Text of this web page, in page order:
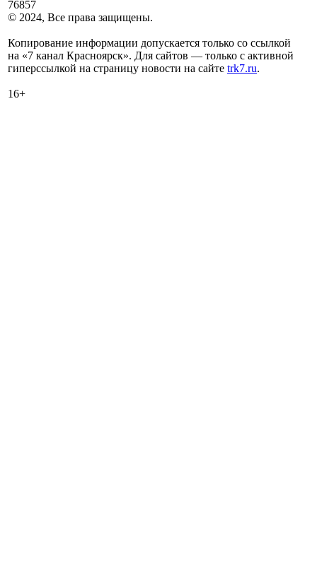
76857
© 2024, Все права защищены.
Копирование информации допускается только со ссылкой
на «7 канал Красноярск». Для сайтов — только с активной
гиперссылкой на страницу новости на сайте trk7.ru.
16+